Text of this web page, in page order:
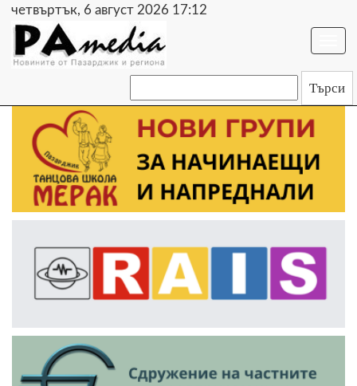
четвъртък, 6 август 2026 17:12